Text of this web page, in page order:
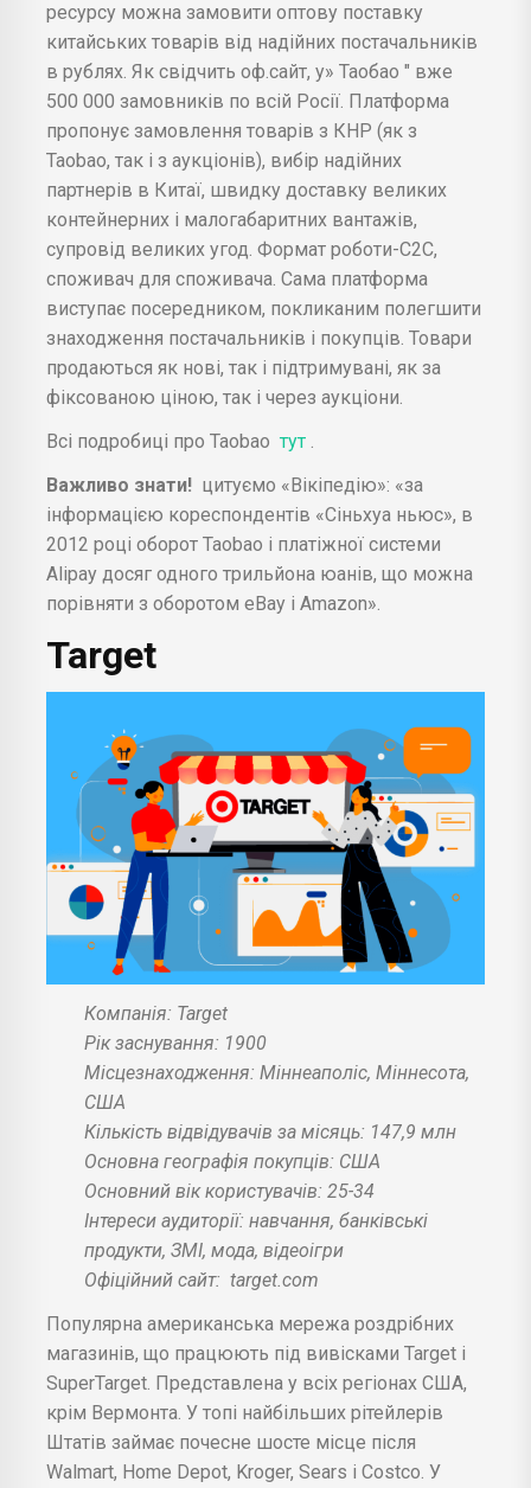
ресурсу можна замовити оптову поставку
китайських товарів від надійних постачальників
в рублях. Як свідчить оф.сайт, у» Таобао " вже
500 000 замовників по всій Росії. Платформа
пропонує замовлення товарів з КНР (як з
Taobao, так і з аукціонів), вибір надійних
партнерів в Китаї, швидку доставку великих
контейнерних і малогабаритних вантажів,
супровід великих угод. Формат роботи-С2С,
споживач для споживача. Сама платформа
виступає посередником, покликаним полегшити
знаходження постачальників і покупців. Товари
продаються як нові, так і підтримувані, як за
фіксованою ціною, так і через аукціони.
Всі подробиці про Taobao тут .
Важливо знати! цитуємо «Вікіпедію»: «за
інформацією кореспондентів «Сіньхуа ньюс», в
2012 році оборот Taobao і платіжної системи
Alipay досяг одного трильйона юанів, що можна
порівняти з оборотом eBay і Amazon».
Target
Компанія: Target
Рік заснування: 1900
Місцезнаходження: Міннеаполіс, Міннесота,
США
Кількість відвідувачів за місяць: 147,9 млн
Основна географія покупців: США
Основний вік користувачів: 25-34
Інтереси аудиторії: навчання, банківські
продукти, ЗМІ, мода, відеоігри
Офіційний сайт: target.com
Популярна американська мережа роздрібних
магазинів, що працюють під вивісками Target і
SuperTarget. Представлена у всіх регіонах США,
крім Вермонта. У топі найбільших рітейлерів
Штатів займає почесне шосте місце після
Walmart, Home Depot, Kroger, Sears і Costco. У